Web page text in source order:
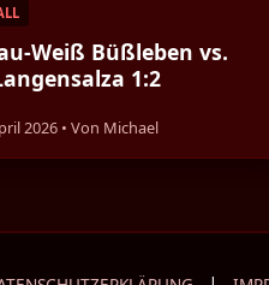
Weiß Büßleben vs.
1:2
2026 • Von Michael